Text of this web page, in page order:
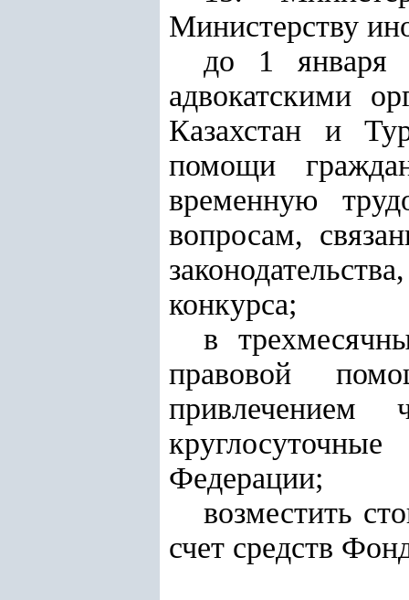
Министерству
до 1 января
адвокатскими
Казахстан и
помощи
временную
вопросам,
конкурса;
в
правовой
привлечением
Федерации;
возместить
счет средств